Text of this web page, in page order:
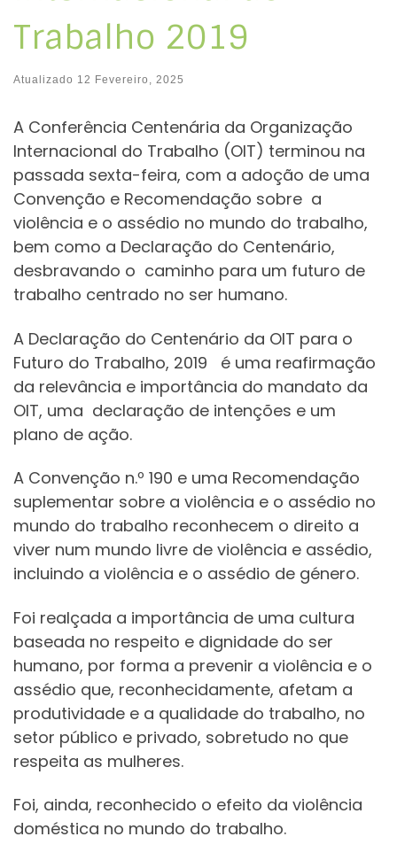
Trabalho 2019
Atualizado 12 Fevereiro, 2025
A Conferência Centenária da Organização
Internacional do Trabalho (OIT) terminou na
passada sexta-feira, com a adoção de uma
Convenção e Recomendação sobre a
violência e o assédio no mundo do trabalho,
bem como a Declaração do Centenário,
desbravando o caminho para um futuro de
trabalho centrado no ser humano.
A Declaração do Centenário da OIT para o
Futuro do Trabalho, 2019 é uma reafirmação
da relevância e importância do mandato da
OIT, uma declaração de intenções e um
plano de ação.
A Convenção n.º 190 e uma Recomendação
suplementar sobre a violência e o assédio no
mundo do trabalho reconhecem o direito a
viver num mundo livre de violência e assédio,
incluindo a violência e o assédio de género.
Foi realçada a importância de uma cultura
baseada no respeito e dignidade do ser
humano, por forma a prevenir a violência e o
assédio que, reconhecidamente, afetam a
produtividade e a qualidade do trabalho, no
setor público e privado, sobretudo no que
respeita as mulheres.
Foi, ainda, reconhecido o efeito da violência
doméstica no mundo do trabalho.